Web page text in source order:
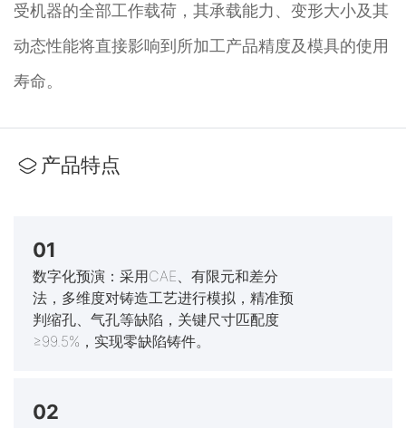
受机器的全部工作载荷，其承载能力、变形大小及其
动态性能将直接影响到所加工产品精度及模具的使用
寿命。
产品特点
01
数字化预演：采用CAE、有限元和差分
法，多维度对铸造工艺进行模拟，精准预
判缩孔、气孔等缺陷，关键尺寸匹配度
≥99.5%，实现零缺陷铸件。
02